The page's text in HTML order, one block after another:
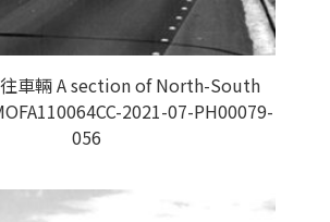
車輛 A section of North-South
2021-07-PH00079-
056